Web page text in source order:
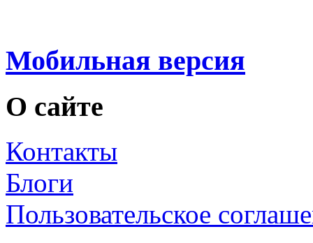
Мобильная версия
О сайте
Контакты
Блоги
Пользовательское